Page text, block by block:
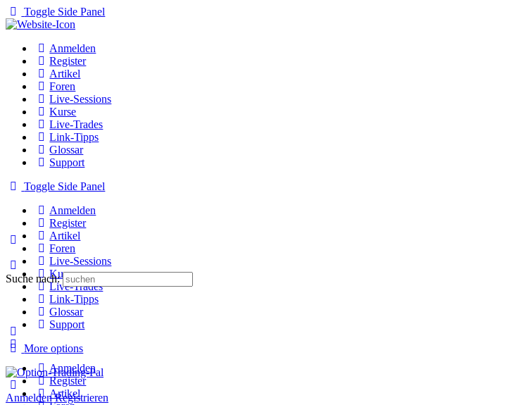
Toggle Side Panel
Anmelden
Register
Artikel
Foren
Live-Sessions
Kurse
Live-Trades
Link-Tipps
Glossar
Support
Toggle Side Panel
Anmelden
Register
Artikel
Foren
Live-Sessions
Kurse
Live-Trades
Link-Tipps
Glossar
Support
More options
Anmelden Registrieren
Suche nach:
Anmelden
Register
Artikel